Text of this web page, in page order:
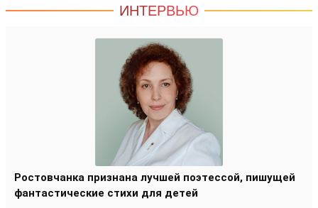
ИНТЕРВЬЮ
Ростовчанка признана лучшей поэтессой, пишущей
фантастические стихи для детей